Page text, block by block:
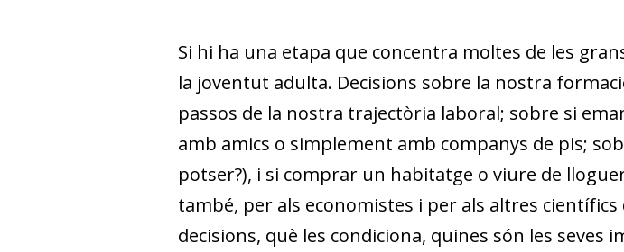
Si hi ha una etapa que concentra moltes de les
la joventut adulta. Decisions sobre la nostra
passos de la nostra trajectòria laboral; sobre si
amb amics o simplement amb companys de pis;
potser?), i si comprar un habitatge o viure de
també, per als economistes i per als altres
decisions, què les condiciona, quines són les seves